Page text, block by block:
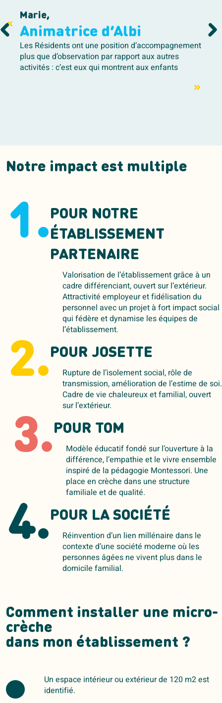
Marie,
Animatrice d’Albi
Les Résidents ont une position d’accompagnement
plus que d’observation par rapport aux autres
activités : c’est eux qui montrent aux enfants
Notre impact est multiple
1.POUR NOTRE
ÉTABLISSEMENT
PARTENAIRE
Valorisation de l’établissement grâce à un
cadre différenciant, ouvert sur l’extérieur.
Attractivité employeur et fidélisation du
personnel avec un projet à fort impact social
qui fédère et dynamise les équipes de
l’établissement.
2.POUR JOSETTE
Rupture de l’isolement social, rôle de
transmission, amélioration de l’estime de soi.
Cadre de vie chaleureux et familial, ouvert
sur l’extérieur.
3.POUR TOM
Modèle éducatif fondé sur l’ouverture à la
différence, l’empathie et le vivre ensemble
inspiré de la pédagogie Montessori. Une
place en crèche dans une structure
familiale et de qualité.
4.POUR LA SOCIÉTÉ
Réinvention d’un lien millénaire dans le
contexte d’une société moderne où les
personnes âgées ne vivent plus dans le
domicile familial.
Comment installer une micro-
crèche
dans mon établissement ?
Un espace intérieur ou extérieur de 120 m2 est
identifié.